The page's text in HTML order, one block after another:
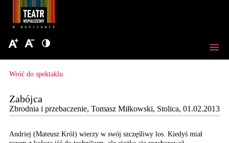
Wróć do spektaklu
Zabójca
Zbrodnia i przebaczenie, Tomasz Miłkowski, Stolica, 01.02.2013
Andriej (Mateusz Król) wierzy w swój szczęśliwy los. Kiedyś miał